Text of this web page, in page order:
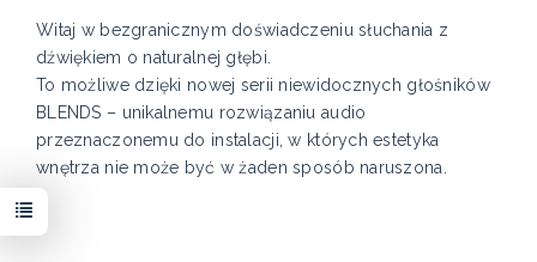
Witaj w bezgranicznym doświadczeniu słuchania z
dźwiękiem o naturalnej głębi.
To możliwe dzięki nowej serii niewidocznych głośników
BLENDS – unikalnemu rozwiązaniu audio
przeznaczonemu do instalacji, w których estetyka
wnętrza nie może być w żaden sposób naruszona.